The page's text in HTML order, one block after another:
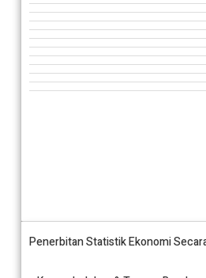
Penerbitan Statistik Ekonomi